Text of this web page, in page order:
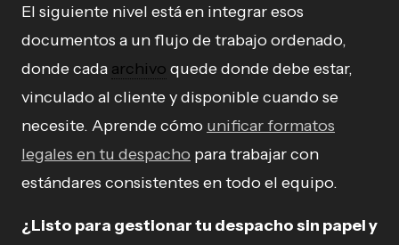
El siguiente nivel está en integrar esos
documentos a un flujo de trabajo ordenado,
donde cada archivo quede donde debe estar,
vinculado al cliente y disponible cuando se
necesite. Aprende cómo unificar formatos
legales en tu despacho para trabajar con
estándares consistentes en todo el equipo.
¿Listo para gestionar tu despacho sin papel y